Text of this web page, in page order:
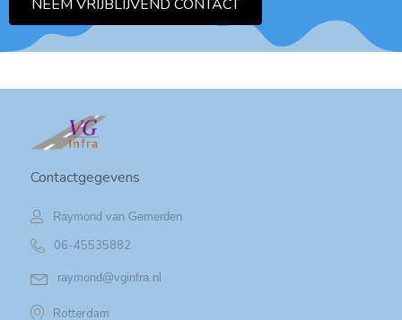
NEEM VRIJBLIJVEND CONTACT
Contactgegevens
Raymond van Gemerden
06-45535882
raymond@vginfra.nl
Rotterdam